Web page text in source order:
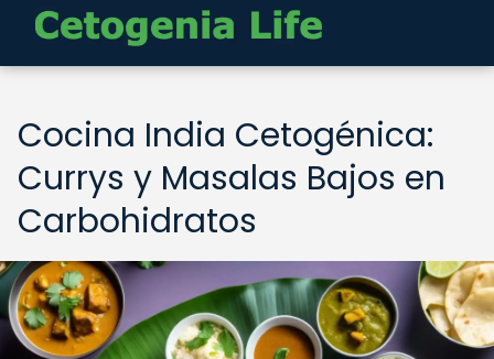
Cocina India Cetogénica:
Currys y Masalas Bajos en
Carbohidratos